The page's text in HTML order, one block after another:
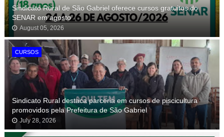
Sindicato Rural de São Gabriel oferece cursos gratuitos do
SENAR em agosto
August 05, 2026
CURSOS
Sindicato Rural destaca parceria em cursos de piscicultura
promovidos pela Prefeitura de São Gabriel
July 28, 2026